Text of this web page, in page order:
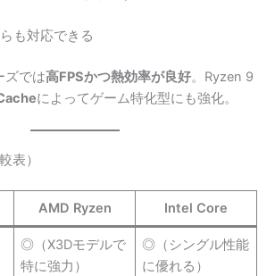
も対応できる
ズでは高FPSかつ熱効率が良好。Ryzen 9
によってゲーム特化型にも強化。
表）
AMD Ryzen Intel Core
◎（X3Dモデルで
特に強力）
◎（シングル性能
に優れる）